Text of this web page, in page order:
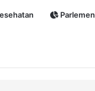
Parlemen